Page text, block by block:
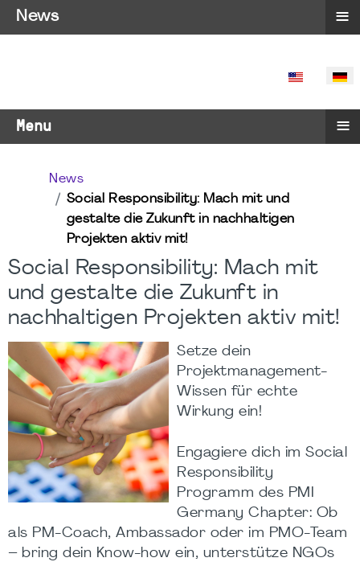
SPRACHE
Menu ≡
News
Social Responsibility: Mach mit und
gestalte die Zukunft in nachhaltigen
Projekten aktiv mit!
Social Responsibility: Mach mit
und gestalte die Zukunft in
nachhaltigen Projekten aktiv mit!
Setze dein
Projektmanagement-
Wissen für echte
Wirkung ein!
Engagiere dich im Social
Responsibility
Programm des PMI
Germany Chapter: Ob
als PM-Coach, Ambassador oder im PMO-Team
– bring dein Know-how ein, unterstütze NGOs
News ≡